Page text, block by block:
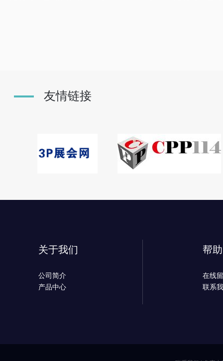
友情链接
关于我们
公司简介
产品中心
帮
在线
联系